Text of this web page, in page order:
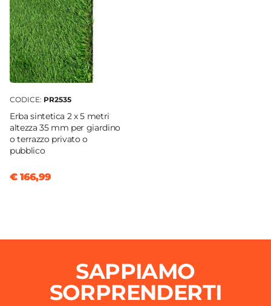
CODICE: PR2535
Erba sintetica 2 x 5 metri
altezza 35 mm per giardino
o terrazzo privato o
pubblico
€ 166,99
SAPPIAMO
SORPRENDERTI